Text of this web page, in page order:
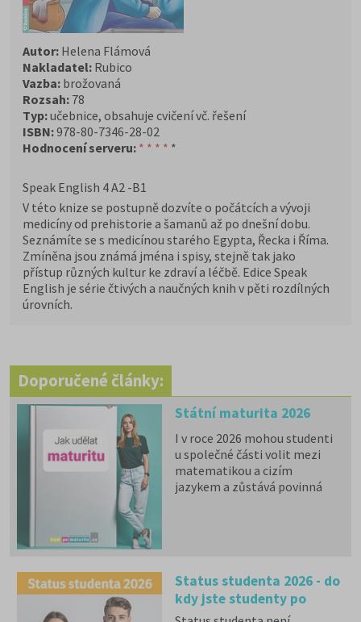
Autor: Helena Flámová
Nakladatel: Rubico
Vazba: brožovaná
Rozsah: 78
Typ:učebnice, obsahuje cvičení vč. řešení
ISBN:978-80-7346-28-02
Hodnocení serveru: * * * * *
Speak English 4 A2 -B1
V této knize se postupně dozvíte o počátcích a vývoji
medicíny od prehistorie a šamanů až po dnešní dobu.
Seznámíte se s medicínou starého Egypta, Řecka i Říma.
Zmíněna jsou známá jména i spisy, stejně tak jako
přístup různých kultur ke zdraví a léčbě. Edice Speak
English je série čtivých a naučných knih v pěti rozdílných
úrovních.
Doporučené články:
Státní maturita 2026
I v roce 2026 mohou studenti
u společné části volit mezi
matematikou a cizím
jazykem a zůstává povinná
Status studenta 2026 - do
kdy jste studenty po
maturitě?